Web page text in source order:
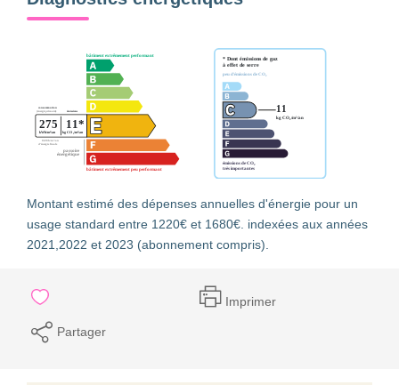
Montant estimé des dépenses annuelles d'énergie pour un
usage standard entre 1220€ et 1680€. indexées aux années
2021,2022 et 2023 (abonnement compris).
Imprimer
Partager